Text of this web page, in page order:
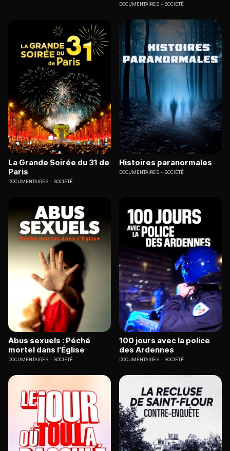
DOCUMENTAIRES SOCIÉTÉ
La Grande Soirée du 31 de
Paris
DOCUMENTAIRES SOCIÉTÉ
Histoires paranormales
DOCUMENTAIRES SOCIÉTÉ
Abus sexuels : Péché
mortel dans l'Église
DOCUMENTAIRES SOCIÉTÉ
100 jours avec la police
des Ardennes
DOCUMENTAIRES SOCIÉTÉ